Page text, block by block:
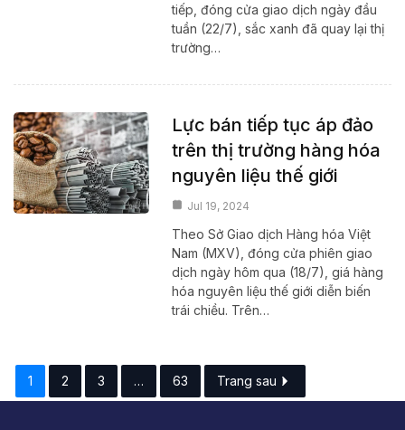
tiếp, đóng cửa giao dịch ngày đầu
tuần (22/7), sắc xanh đã quay lại thị
trường…
Lực bán tiếp tục áp đảo
trên thị trường hàng hóa
nguyên liệu thế giới
Jul 19, 2024
Theo Sở Giao dịch Hàng hóa Việt
Nam (MXV), đóng cửa phiên giao
dịch ngày hôm qua (18/7), giá hàng
hóa nguyên liệu thế giới diễn biến
trái chiều. Trên…
1 2 3 … 63 Trang sau